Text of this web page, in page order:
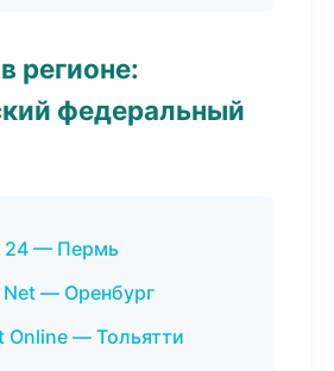
регионе:
федеральный
24 — Пермь
— Оренбург
Online — Тольятти